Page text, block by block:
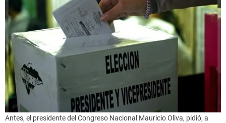
Antes, el presidente del Congreso Nacional Mauricio Oliva, pidió, a